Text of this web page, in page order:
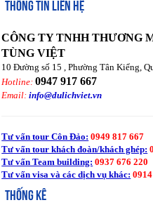
THÔNG TIN LIÊN HỆ
CÔNG TY TNHH THƯƠNG
TÙNG VIỆT
10 Đường số 15 , Phường Tân Kiểng,
Hotline:0947 917 667
Email:info@dulichviet.vn
Tư vấn tour Côn Đảo: 0949 817 667
Tư vấn tour khách đoàn/khách ghép:
Tư vấn Team building: 0937 676 220
Tư vấn visa và các dịch vụ khác:
THỐNG KÊ